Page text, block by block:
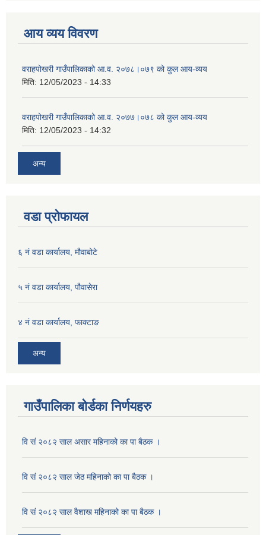
आय व्यय विवरण
वराहपोखरी गाउँपालिकाको आ.व. २०७८।०७९ को कुल आय-व्यय
मिति: 12/05/2023 - 14:33
वराहपोखरी गाउँपालिकाको आ.व. २०७७।०७८ को कुल आय-व्यय
मिति: 12/05/2023 - 14:32
अन्य
वडा प्रोफायल
६ नं वडा कार्यालय, मौवाबोटे
५ नं वडा कार्यालय, पौवासेरा
४ नं वडा कार्यालय, फाक्टाङ
अन्य
गाउँपालिका बोर्डका निर्णयहरु
वि सं २०८२ साल असार महिनाको का पा बैठक ।
वि सं २०८२ साल जेठ महिनाको का पा बैठक ।
वि सं २०८२ साल वैशाख महिनाको का पा बैठक ।